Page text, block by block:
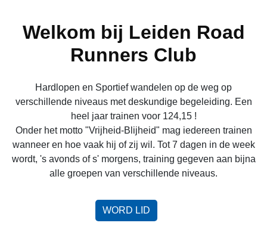
Welkom bij Leiden Road
Runners Club
Hardlopen en Sportief wandelen op de weg op
verschillende niveaus met deskundige begeleiding. Een
heel jaar trainen voor 124,15 !
Onder het motto "Vrijheid-Blijheid" mag iedereen trainen
wanneer en hoe vaak hij of zij wil. Tot 7 dagen in de week
wordt, 's avonds of s' morgens, training gegeven aan bijna
alle groepen van verschillende niveaus.
WORD LID